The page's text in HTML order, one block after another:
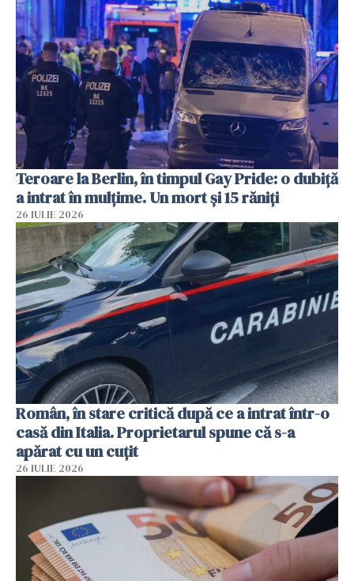
Teroare la Berlin, în timpul Gay Pride: o dubiță
a intrat în mulțime. Un mort și 15 răniți
26 IULIE 2026
Român, în stare critică după ce a intrat într-o
casă din Italia. Proprietarul spune că s-a
apărat cu un cuțit
26 IULIE 2026